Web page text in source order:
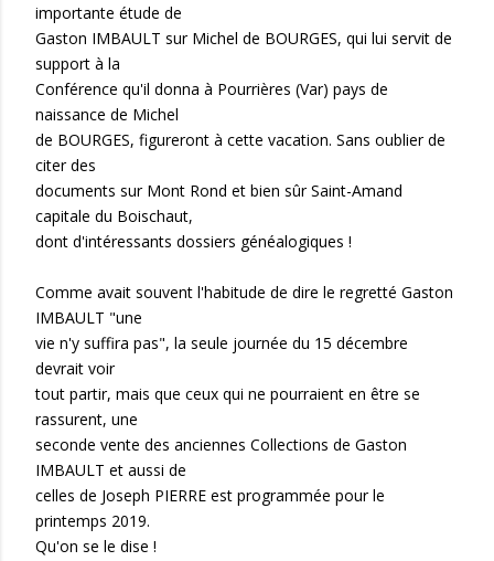
importante étude de
Gaston IMBAULT sur Michel de BOURGES, qui lui servit de
support à la
Conférence qu'il donna à Pourrières (Var) pays de
naissance de Michel
de BOURGES, figureront à cette vacation. Sans oublier de
citer des
documents sur Mont Rond et bien sûr Saint-Amand
capitale du Boischaut,
dont d'intéressants dossiers généalogiques !
Comme avait souvent l'habitude de dire le regretté Gaston
IMBAULT "une
vie n'y suffira pas", la seule journée du 15 décembre
devrait voir
tout partir, mais que ceux qui ne pourraient en être se
rassurent, une
seconde vente des anciennes Collections de Gaston
IMBAULT et aussi de
celles de Joseph PIERRE est programmée pour le
printemps 2019.
Qu'on se le dise !